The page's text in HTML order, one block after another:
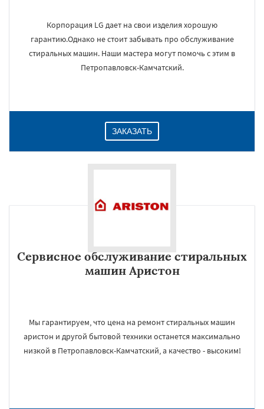
Корпорация LG дает на свои изделия хорошую
гарантию.Однако не стоит забывать про обслуживание
стиральных машин. Наши мастера могут помочь с этим в
Петропавловск-Камчатский.
ЗАКАЗАТЬ
Сервисное обслуживание стиральных
машин Аристон
Мы гарантируем, что цена на ремонт стиральных машин
аристон и другой бытовой техники останется максимально
низкой в Петропавловск-Камчатский, а качество - высоким!